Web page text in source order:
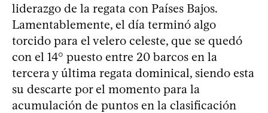
liderazgo de la regata con Países Bajos.
Lamentablemente, el día terminó algo
torcido para el velero celeste, que se quedó
con el 14° puesto entre 20 barcos en la
tercera y última regata dominical, siendo esta
su descarte por el momento para la
acumulación de puntos en la clasificación